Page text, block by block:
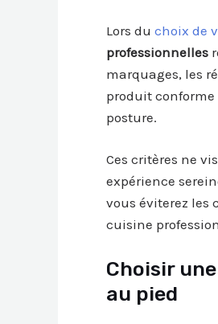
Lors du choix de
professionnelles
marquages, les
produit
posture.
Ces critères ne
expérience
vous éviterez les
cuisine
Choisir
au pied